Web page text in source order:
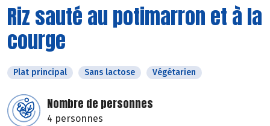
Riz sauté au potimarron et à la
courge
Plat principal Sans lactose Végétarien
Nombre de personnes
4 personnes